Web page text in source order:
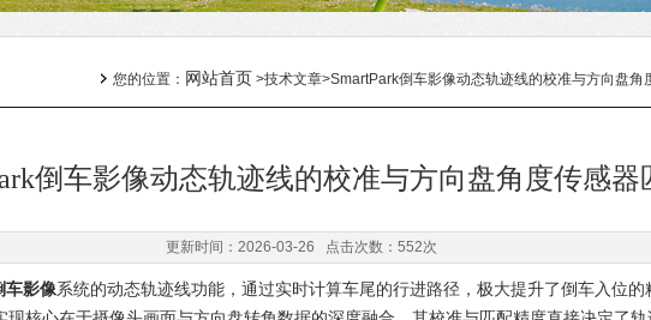
您的位置： 网站首页 >技术文章>SmartPark倒车影像动态轨迹线的校准与方向盘角
倒车影像动态轨迹线的校准与方向盘角度传感器
更新时间：2026-03-26 点击次数：552次
车影像系统的动态轨迹线功能，通过实时计算车尾的行进路径，极大提升了倒车入位的